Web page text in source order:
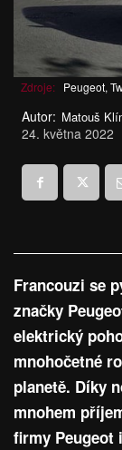
Zdroje: Peugeot,
Autor: Matouš
24. května 2022
Francouzi se
značky
elektrický
mnohočetné
planetě. Díky
mnohem
firmy Peugeot